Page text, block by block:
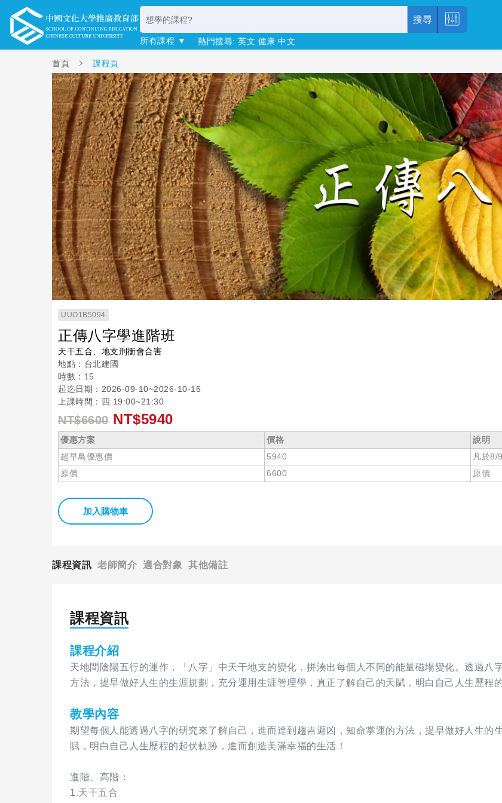
搜尋
所有課程 ▼ 熱門搜尋: 英文 健康 中文
首頁 課程頁
UUO1B5094
正傳八字學進階班
天干五合、地支刑衝會合害
地點：台北建國
時數：15
起迄日期：2026-09-10~2026-10-15
上課時間：四 19:00~21:30
NT$6600 NT$5940
優惠方案 價格
說明
超早鳥優惠價
5940
凡於8/
原價
6600 原價
加入購物車
課程資訊 老師簡介 適合對象 其他備註
課程資訊
課程介紹
天地間陰陽五行的運作，「八字」中天干地支的變化，拼湊出每個人不同的能量磁場變化。透過八
方法，提早做好人生的生涯規劃，充分運用生涯管理學，真正了解自己的天賦，明白自己人生歷程
教學內容
期望每個人能透過八字的研究來了解自己，進而達到趨吉避凶，知命掌運的方法，提早做好人生的
賦，明白自己人生歷程的起伏軌跡，進而創造美滿幸福的生活！
進階、高階：
1.天干五合